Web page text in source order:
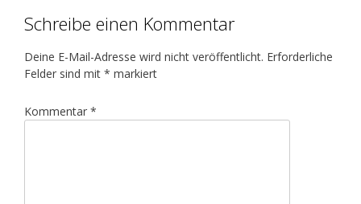
Schreibe einen Kommentar
Deine E-Mail-Adresse wird nicht veröffentlicht. Erforderliche
Felder sind mit * markiert
Kommentar *